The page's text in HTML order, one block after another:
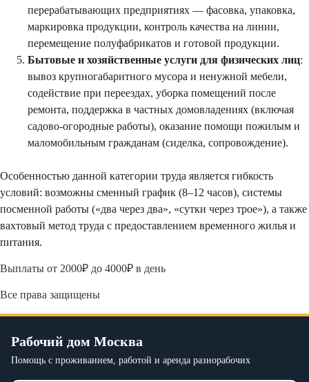
перерабатывающих предприятиях — фасовка, упаковка,
маркировка продукции, контроль качества на линии,
перемещение полуфабрикатов и готовой продукции.
Бытовые и хозяйственные услуги для физических лиц:
вывоз крупногабаритного мусора и ненужной мебели,
содействие при переездах, уборка помещений после
ремонта, поддержка в частных домовладениях (включая
садово-огородные работы), оказание помощи пожилым и
маломобильным гражданам (сиделка, сопровождение).
Особенностью данной категории труда является гибкость
условий: возможны сменный график (8–12 часов), системы
посменной работы («два через два», «сутки через трое»), а также
вахтовый метод труда с предоставлением временного жилья и
питания.
Выплаты от 2000₽ до 4000₽ в день
Все права защищены
Рабочий дом Москва
Помощь с проживанием, работой и аренда разнорабочих